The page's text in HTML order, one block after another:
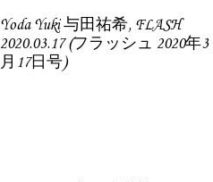
Yoda Yuki 与田祐希, FLASH
2020.03.17 (フラッシュ 2020年3
月17日号)